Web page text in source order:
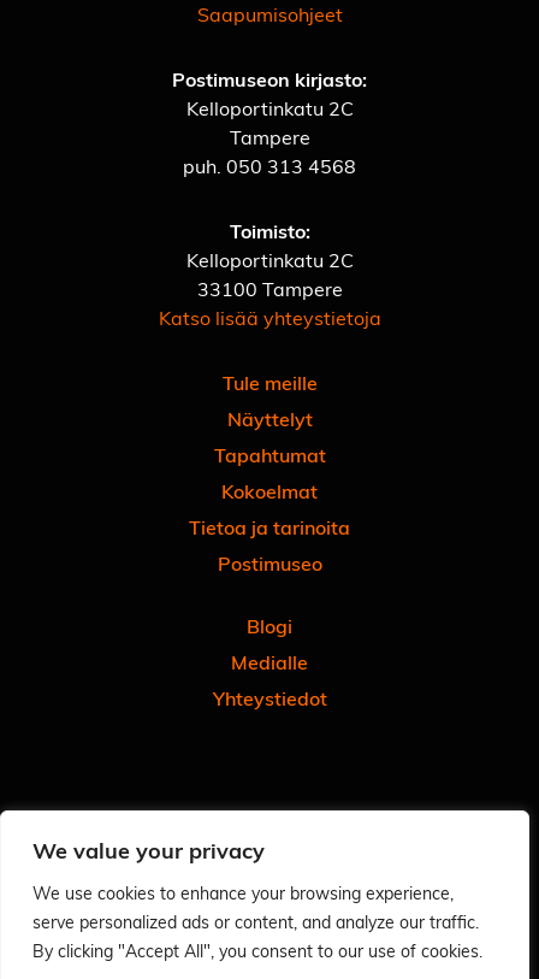
We value your privacy
We use cookies to enhance your browsing experience,
serve personalized ads or content, and analyze our traffic.
By clicking "Accept All", you consent to our use of cookies.
Saapumisohjeet
Postimuseon kirjasto:
Kelloportinkatu 2C
Tampere
puh. 050 313 4568
Toimisto:
Kelloportinkatu 2C
33100 Tampere
Katso lisää yhteystietoja
Tule meille
Näyttelyt
Tapahtumat
Kokoelmat
Tietoa ja tarinoita
Postimuseo
Blogi
Medialle
Yhteystiedot
Tilaa uutiskirjeemme
Anna meille palautetta
Arvioi käyntisi Googlessa - autat meitä ja muita
Tietosuoja